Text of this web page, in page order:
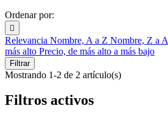
Ordenar por:

Relevancia Nombre, A a Z Nombre, Z a A
más alto Precio, de más alto a más bajo
Filtrar
Mostrando 1-2 de 2 artículo(s)
Filtros activos